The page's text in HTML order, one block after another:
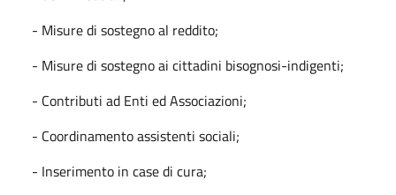
- Misure di sostegno al reddito;
- Misure di sostegno ai cittadini bisognosi-indigenti;
- Contributi ad Enti ed Associazioni;
- Coordinamento assistenti sociali;
- Inserimento in case di cura;